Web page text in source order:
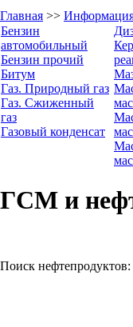
Главная >>
Бензин
автомобильный
Бензин прочий
Битум
Газ. Природный газ
Газ. Сжиженный
газ
Газовый конденсат
ГСМ и
Поиск нефтепродуктов: